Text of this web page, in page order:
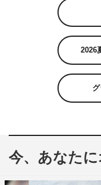
2026
今、あなた